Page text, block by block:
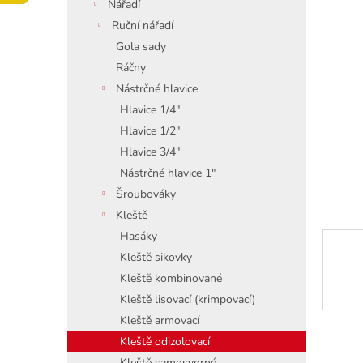
Nářadí
Ruční nářadí
Gola sady
Ráčny
Nástrčné hlavice
Hlavice 1/4"
Hlavice 1/2"
Hlavice 3/4"
Nástrčné hlavice 1"
Šroubováky
Kleště
Hasáky
Kleště sikovky
Kleště kombinované
Kleště lisovací (krimpovací)
Kleště armovací
Kleště odizolovací